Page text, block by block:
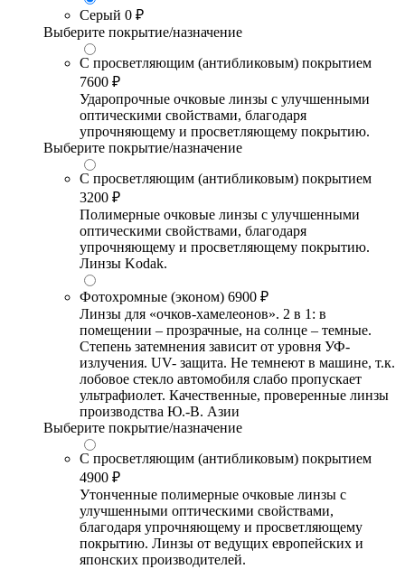
Серый 0 ₽
Выберите покрытие/назначение
С просветляющим (антибликовым) покрытием
7600 ₽
Ударопрочные очковые линзы с улучшенными
оптическими свойствами, благодаря
упрочняющему и просветляющему покрытию.
Выберите покрытие/назначение
С просветляющим (антибликовым) покрытием
3200 ₽
Полимерные очковые линзы с улучшенными
оптическими свойствами, благодаря
упрочняющему и просветляющему покрытию.
Линзы Kodak.
Фотохромные (эконом) 6900 ₽
Линзы для «очков-хамелеонов». 2 в 1: в
помещении – прозрачные, на солнце – темные.
Степень затемнения зависит от уровня УФ-
излучения. UV- защита. Не темнеют в машине, т.к.
лобовое стекло автомобиля слабо пропускает
ультрафиолет. Качественные, проверенные линзы
производства Ю.-В. Азии
Выберите покрытие/назначение
С просветляющим (антибликовым) покрытием
4900 ₽
Утонченные полимерные очковые линзы с
улучшенными оптическими свойствами,
благодаря упрочняющему и просветляющему
покрытию. Линзы от ведущих европейских и
японских производителей.